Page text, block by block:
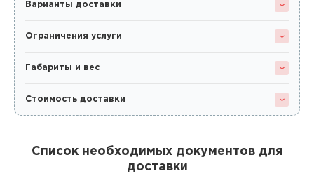
Варианты доставки
Ограничения услуги
Габариты и вес
Стоимость доставки
Список необходимых документов для
доставки